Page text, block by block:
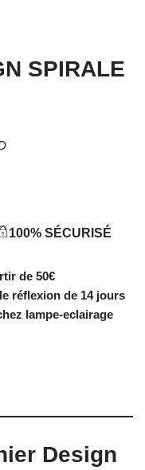
SPIRALE
100% SÉCURISÉ
de 50€
réflexion de 14 jours
lampe-eclairage
Design